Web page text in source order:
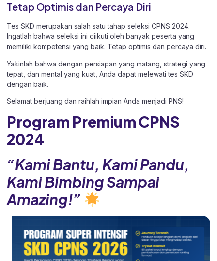
Tetap Optimis dan Percaya Diri
Tes SKD merupakan salah satu tahap seleksi CPNS 2024.
Ingatlah bahwa seleksi ini diikuti oleh banyak peserta yang
memiliki kompetensi yang baik. Tetap optimis dan percaya diri.
Yakinlah bahwa dengan persiapan yang matang, strategi yang
tepat, dan mental yang kuat, Anda dapat melewati tes SKD
dengan baik.
Selamat berjuang dan raihlah impian Anda menjadi PNS!
Program Premium CPNS
2024
“Kami Bantu, Kami Pandu,
Kami Bimbing Sampai
Amazing!”